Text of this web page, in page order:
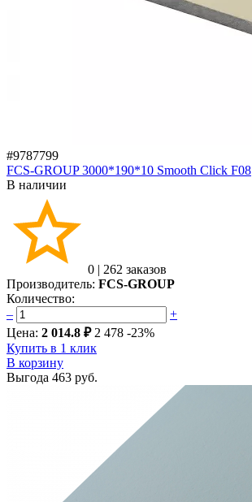
#9787799
FCS-GROUP 3000*190*10 Smooth Click F08
В наличии
0 | 262 заказов
Производитель: FCS-GROUP
Количество:
–
+
Цена: 2 014.8 ₽ 2 478 -23%
Купить в 1 клик
В корзину
Выгода 463 руб.